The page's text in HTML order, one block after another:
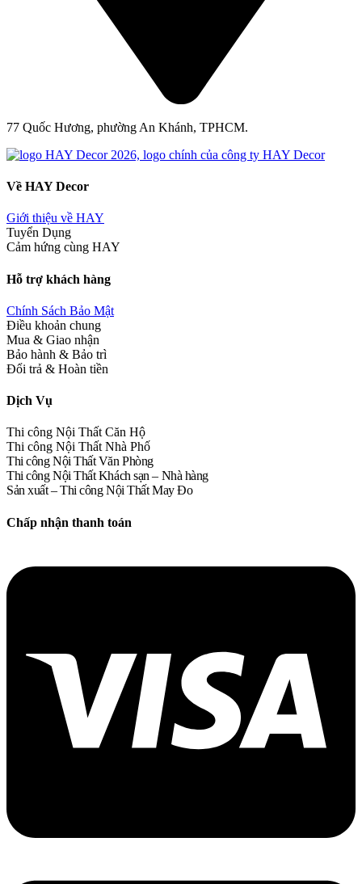
77 Quốc Hương, phường An Khánh, TPHCM.
Về HAY Decor
Giới thiệu về HAY
Tuyển Dụng
Cảm hứng cùng HAY
Hỗ trợ khách hàng
Chính Sách Bảo Mật
Điều khoản chung
Mua & Giao nhận
Bảo hành & Bảo trì
Đổi trả & Hoàn tiền
Dịch Vụ
Thi công Nội Thất Căn Hộ
Thi công Nội Thất Nhà Phố
Thi công Nội Thất Văn Phòng
Thi công Nội Thất Khách sạn – Nhà hàng
Sản xuất – Thi công Nội Thất May Đo
Chấp nhận thanh toán